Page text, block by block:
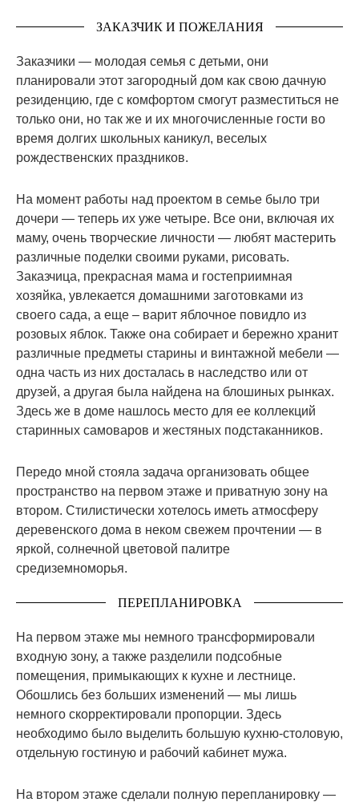
ЗАКАЗЧИК И ПОЖЕЛАНИЯ
Заказчики — молодая семья с детьми, они
планировали этот загородный дом как свою дачную
резиденцию, где с комфортом смогут разместиться не
только они, но так же и их многочисленные гости во
время долгих школьных каникул, веселых
рождественских праздников.
На момент работы над проектом в семье было три
дочери — теперь их уже четыре. Все они, включая их
маму, очень творческие личности — любят мастерить
различные поделки своими руками, рисовать.
Заказчица, прекрасная мама и гостеприимная
хозяйка, увлекается домашними заготовками из
своего сада, а еще – варит яблочное повидло из
розовых яблок. Также она собирает и бережно хранит
различные предметы старины и винтажной мебели —
одна часть из них досталась в наследство или от
друзей, а другая была найдена на блошиных рынках.
Здесь же в доме нашлось место для ее коллекций
старинных самоваров и жестяных подстаканников.
Передо мной стояла задача организовать общее
пространство на первом этаже и приватную зону на
втором. Стилистически хотелось иметь атмосферу
деревенского дома в неком свежем прочтении — в
яркой, солнечной цветовой палитре
средиземноморья.
ПЕРЕПЛАНИРОВКА
На первом этаже мы немного трансформировали
входную зону, а также разделили подсобные
помещения, примыкающих к кухне и лестнице.
Обошлись без больших изменений — мы лишь
немного скорректировали пропорции. Здесь
необходимо было выделить большую кухню-столовую,
отдельную гостиную и рабочий кабинет мужа.
На втором этаже сделали полную перепланировку —